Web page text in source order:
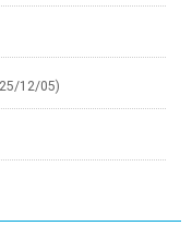
12/05)